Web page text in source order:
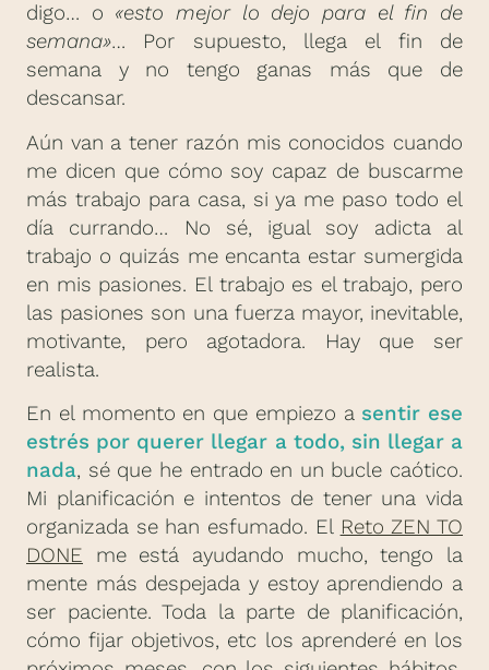
digo… o «esto mejor lo dejo para el fin de
semana»… Por supuesto, llega el fin de
semana y no tengo ganas más que de
descansar.
Aún van a tener razón mis conocidos cuando
me dicen que cómo soy capaz de buscarme
más trabajo para casa, si ya me paso todo el
día currando… No sé, igual soy adicta al
trabajo o quizás me encanta estar sumergida
en mis pasiones. El trabajo es el trabajo, pero
las pasiones son una fuerza mayor, inevitable,
motivante, pero agotadora. Hay que ser
realista.
En el momento en que empiezo a sentir ese
estrés por querer llegar a todo, sin llegar a
nada, sé que he entrado en un bucle caótico.
Mi planificación e intentos de tener una vida
organizada se han esfumado. El Reto ZEN TO
DONE me está ayudando mucho, tengo la
mente más despejada y estoy aprendiendo a
ser paciente. Toda la parte de planificación,
cómo fijar objetivos, etc los aprenderé en los